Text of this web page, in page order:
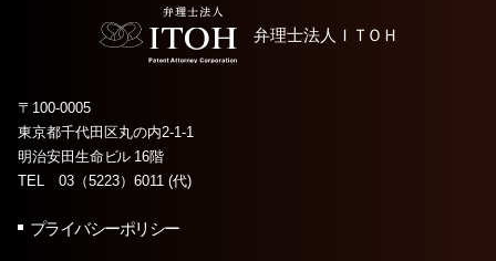
弁理士法人 ＩＴＯＨ
〒100-0005
東京都千代田区丸の内2-1-1
明治安田生命 ビル16階
TEL 03（5223）6011 (代)
プライバシーポリシー